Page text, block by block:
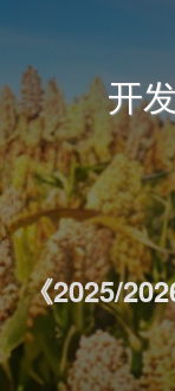
《2025/
开